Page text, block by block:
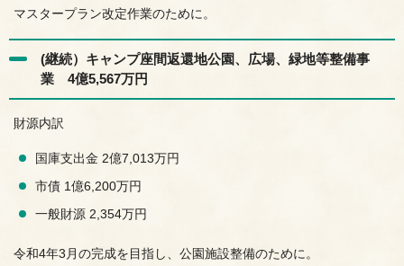
マスタープラン改定作業のために。
(継続）キャンプ座間返還地公園、広場、緑地等整備事
業 4億5,567万円
財源内訳
国庫支出金 2億7,013万円
市債 1億6,200万円
一般財源 2,354万円
令和4年3月の完成を目指し、公園施設整備のために。